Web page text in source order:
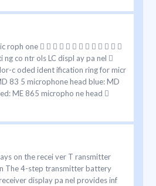
roph one             
co ntr ols LC displ ay pa nel 
c oded ident ification ring for micr
83 5 microphone head blue: MD
ME 865 micropho ne head 
on the recei ver T ransmitter
The 4-step transmitter battery
display pa nel provides inf